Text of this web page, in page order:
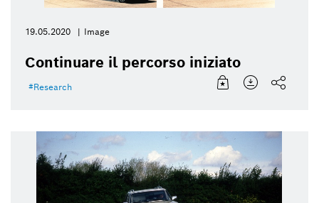
19.05.2020 Image
Continuare il percorso iniziato
Research